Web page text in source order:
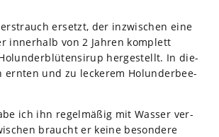
ersetzt, der inzwi­schen eine
inner­halb von 2 Jah­ren kom­plett
her­ge­stellt. In die­
ern­ten und zu lecke­rem Holun­der­bee­
ich ihn regel­mä­ßig mit Was­ser ver­
braucht er keine beson­dere